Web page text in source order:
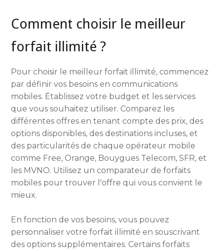
Comment choisir le meilleur
forfait illimité ?
Pour choisir le meilleur forfait illimité, commencez
par définir vos besoins en communications
mobiles. Établissez votre budget et les services
que vous souhaitez utiliser. Comparez les
différentes offres en tenant compte des prix, des
options disponibles, des destinations incluses, et
des particularités de chaque opérateur mobile
comme Free, Orange, Bouygues Telecom, SFR, et
les MVNO. Utilisez un comparateur de forfaits
mobiles pour trouver l'offre qui vous convient le
mieux.
En fonction de vos besoins, vous pouvez
personnaliser votre forfait illimité en souscrivant
des options supplémentaires. Certains forfaits